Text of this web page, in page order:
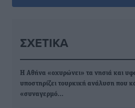
ΣΧΕΤΙΚΆ
Η Αθήνα «οχυρώνει» τα νησιά και
υποστηρίζει τουρκική ανάλυση που
«συναγερμό…